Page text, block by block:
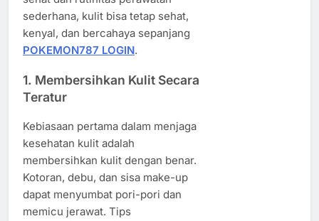
sederhana, kulit bisa tetap sehat,
kenyal, dan bercahaya sepanjang
POKEMON787 LOGIN.
1. Membersihkan Kulit Secara
Teratur
Kebiasaan pertama dalam menjaga
kesehatan kulit adalah
membersihkan kulit dengan benar.
Kotoran, debu, dan sisa make-up
dapat menyumbat pori-pori dan
memicu jerawat. Tips